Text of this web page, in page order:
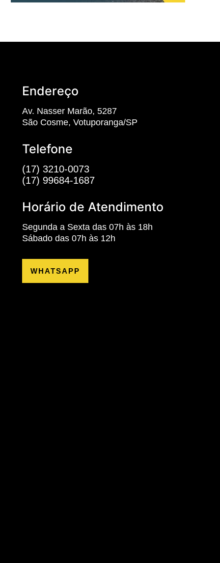
Endereço
Av. Nasser Marão, 5287
São Cosme, Votuporanga/SP
Telefone
(17) 3210-0073
(17) 99684-1687
Horário de Atendimento
Segunda a Sexta das 07h às 18h
Sábado das 07h às 12h
WHATSAPP